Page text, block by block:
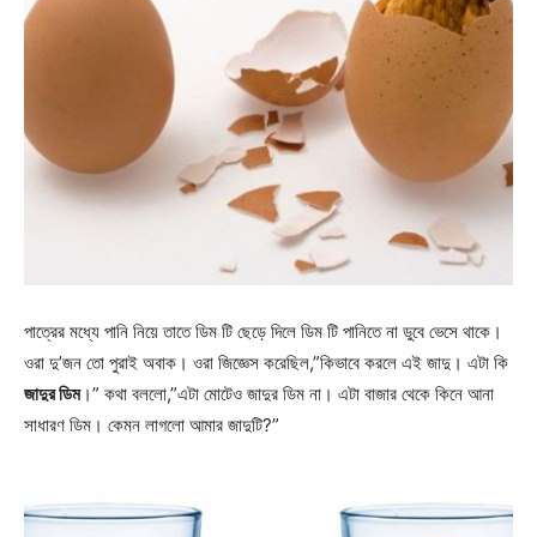
পাত্রের মধ্যে পানি নিয়ে তাতে ডিম টি ছেড়ে দিলে ডিম টি পানিতে না ডুবে ভেসে থাকে।
ওরা দু’জন তো পুরাই অবাক। ওরা জিজ্ঞেস করেছিল,”কিভাবে করলে এই জাদু। এটা কি
জাদুর ডিম।” কথা বললো,”এটা মোটেও জাদুর ডিম না। এটা বাজার থেকে কিনে আনা
সাধারণ ডিম। কেমন লাগলো আমার জাদুটি?”